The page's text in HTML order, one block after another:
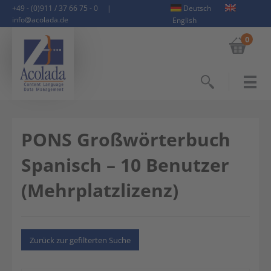
+49 - (0)911 / 37 66 75 - 0
|
info@acolada.de
Deutsch
English
0
PONS Großwörterbuch
Spanisch – 10 Benutzer
(Mehrplatzlizenz)
Zurück zur gefilterten Suche